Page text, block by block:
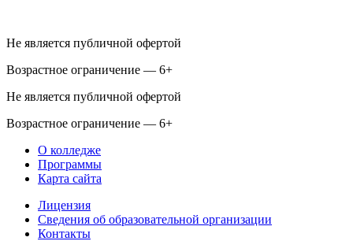
Не является публичной офертой
Возрастное ограничение — 6+
Не является публичной офертой
Возрастное ограничение — 6+
О колледже
Программы
Карта сайта
Лицензия
Сведения об образовательной организации
Контакты